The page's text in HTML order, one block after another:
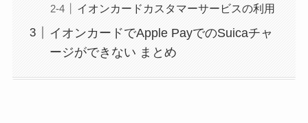
イオンカードカスタマーサービスの利用
イオンカードでApple PayでのSuicaチャ
ージができない まとめ